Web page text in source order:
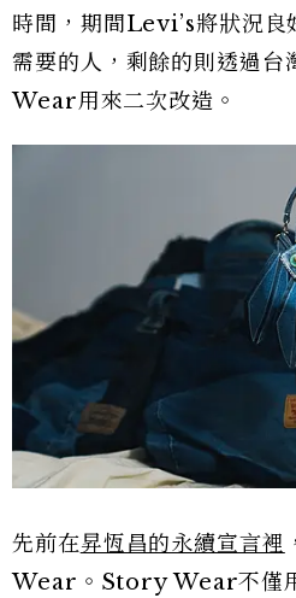
時間，期間Levi’s將狀況良
需要的人，剩餘的則透過
Wear用來二次改造。
先前在昇恆昌的永續宣言裡
Wear。Story Wear不僅